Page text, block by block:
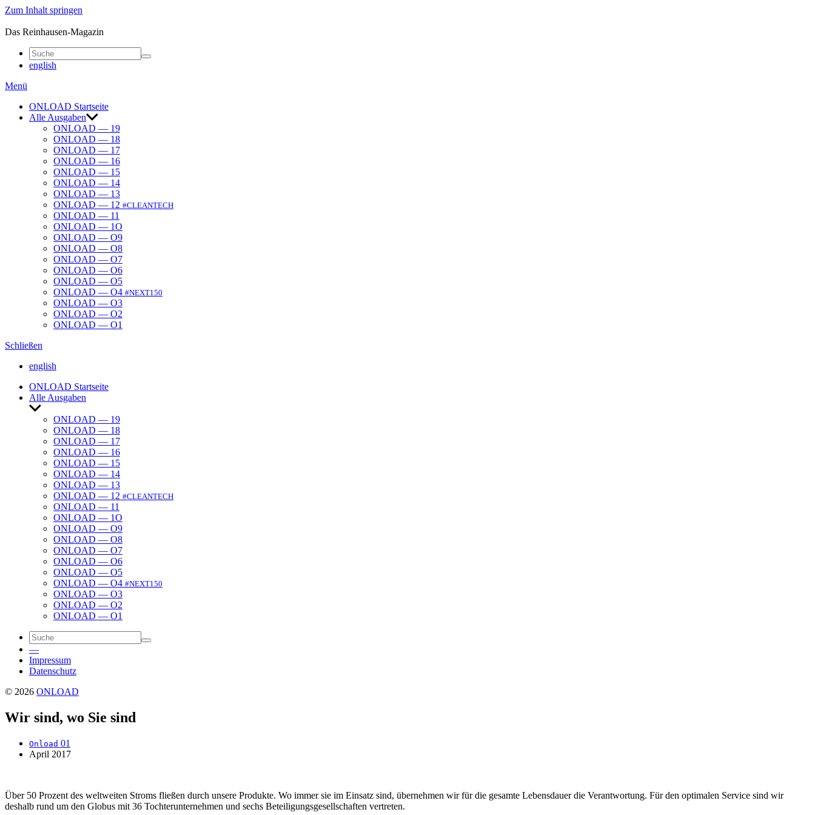
Zum Inhalt springen
Das Reinhausen-Magazin
english
Menü
ONLOAD Start­seite
Alle Ausgaben
ONLOAD — 19
ONLOAD — 18
ONLOAD — 17
ONLOAD — 16
ONLOAD — 15
ONLOAD — 14
ONLOAD — 13
ONLOAD — 12 #CLEANTECH
ONLOAD — 11
ONLOAD — 1O
ONLOAD — O9
ONLOAD — O8
ONLOAD — O7
ONLOAD — O6
ONLOAD — O5
ONLOAD — O4 #NEXT150
ONLOAD — O3
ONLOAD — O2
ONLOAD — O1
Schließen
english
ONLOAD Start­seite
Alle Ausgaben
Untermenü
anzeigenONLOAD — 19
ONLOAD — 18
ONLOAD — 17
ONLOAD — 16
ONLOAD — 15
ONLOAD — 14
ONLOAD — 13
ONLOAD — 12 #CLEANTECH
ONLOAD — 11
ONLOAD — 1O
ONLOAD — O9
ONLOAD — O8
ONLOAD — O7
ONLOAD — O6
ONLOAD — O5
ONLOAD — O4 #NEXT150
ONLOAD — O3
ONLOAD — O2
ONLOAD — O1
—
Impressum
Daten­schutz
© 2026 ONLOAD
Wir sind, wo Sie sind
Onload 01
April 2017
Über 50 Prozent des welt­weiten Stroms fließen durch unsere Produkte. Wo immer sie im Einsatz sind, über­nehmen wir für die gesamte Lebens­dauer die Verant­wor­tung. Für den opti­malen Service sind wir
deshalb rund um den Globus mit 36 Tochter­unternehmen und sechs Beteiligungs­gesellschaften vertreten.